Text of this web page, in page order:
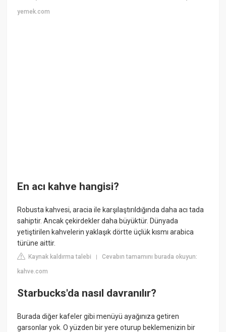
yemek.com
En acı kahve hangisi?
Robusta kahvesi, aracia ile karşılaştırıldığında daha acı tada
sahiptir. Ancak çekirdekler daha büyüktür. Dünyada
yetiştirilen kahvelerin yaklaşık dörtte üçlük kısmı arabica
türüne aittir.
Kaynak kaldırma talebi |Cevabın tamamını burada okuyun:
kahve.com
Starbucks'da nasıl davranılır?
Burada diğer kafeler gibi menüyü ayağınıza getiren
garsonlar yok. O yüzden bir yere oturup beklemenizin bir